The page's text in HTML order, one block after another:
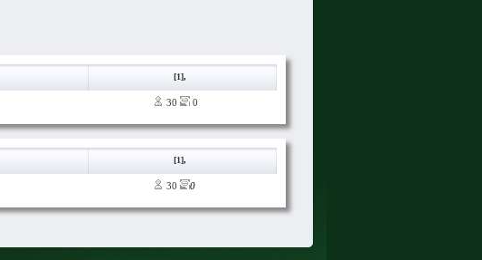
[1],
30 0
[1],
30 0